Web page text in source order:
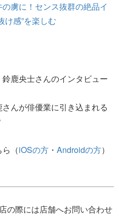
虜に！センス抜群の絶品イ
け感”を楽しむ
鹿央士さんのインタビュー
んが俳優業に引き込まれる
（iOSの方 ・ Androidの方）
の際には店舗へお問い合わせ